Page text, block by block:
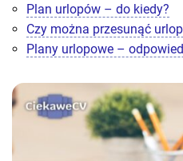
Plan urlopów – do kiedy?
Czy można przesunąć
Plany urlopowe –